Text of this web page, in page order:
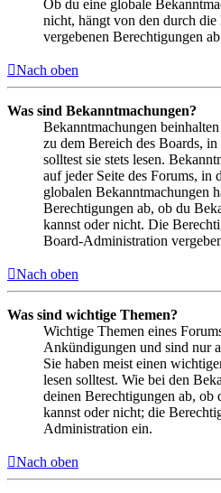
Ob du eine globale
nicht, hängt von den durch
vergebenen Berechtigungen
Nach oben
Was sind Bekanntmachungen?
Bekanntmachungen
zu dem Bereich des Boards,
solltest sie stets lesen.
auf jeder Seite des Forums, in
globalen Bekanntmachungen
Berechtigungen ab, ob du
kannst oder nicht. Die
Board-Administration
Nach oben
Was sind wichtige Themen?
Wichtige Themen eines
Ankündigungen und sind nur
Sie haben meist einen
lesen solltest. Wie bei den
deinen Berechtigungen ab, ob
kannst oder nicht; die
Administration ein.
Nach oben